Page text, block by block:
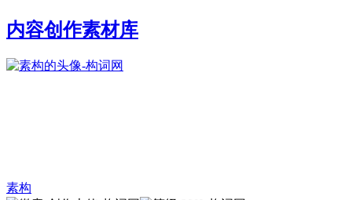
内容创作素材库
素构